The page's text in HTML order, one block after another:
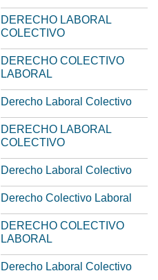
DERECHO LABORAL
COLECTIVO
DERECHO COLECTIVO
LABORAL
Derecho Laboral Colectivo
DERECHO LABORAL
COLECTIVO
Derecho Laboral Colectivo
Derecho Colectivo Laboral
DERECHO COLECTIVO
LABORAL
Derecho Laboral Colectivo